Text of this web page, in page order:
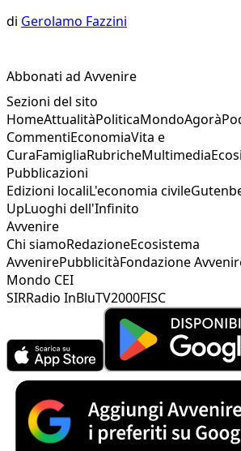
di Gerolamo Fazzini
Abbonati ad Avvenire
Sezioni del sito
HomeAttualitàPoliticaMondoAgorà
CommentiEconomiaVita e
CuraFamigliaRubricheMultimedia
Pubblicazioni
Edizioni localiL'economia civile
UpLuoghi dell'Infinito
Avvenire
Chi siamoRedazioneEcosistema
AvvenirePubblicitàFondazione
Mondo CEI
SIRRadio InBluTV2000FISC